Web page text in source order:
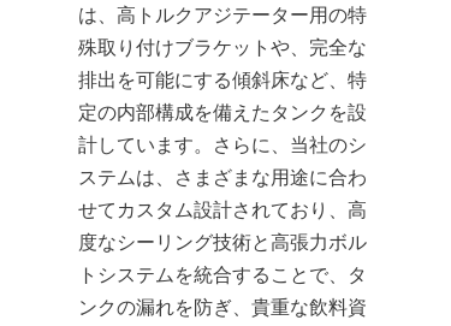
は、高トルクアジテーター用の特
殊取り付けブラケットや、完全な
排出を可能にする傾斜床など、特
定の内部構成を備えたタンクを設
計しています。さらに、当社のシ
ステムは、さまざまな用途に合わ
せてカスタム設計されており、高
度なシーリング技術と高張力ボル
トシステムを統合することで、タ
ンクの漏れを防ぎ、貴重な飲料資